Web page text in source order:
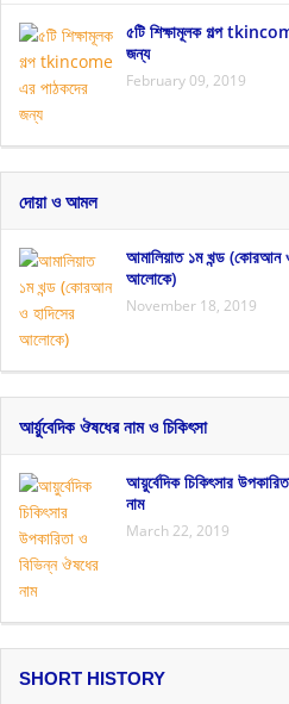
৫টি শিক্ষামূলক গল্প
জন্য
February 09, 2019
দোয়া ও আমল
আমালিয়াত ১ম খন্ড (কোরআন
আলোকে)
November 18, 2019
আর্য়ুবেদিক ঔষধের নাম ও চিকিৎসা
আয়ুর্বেদিক চিকিৎসার
নাম
March 22, 2019
SHORT HISTORY